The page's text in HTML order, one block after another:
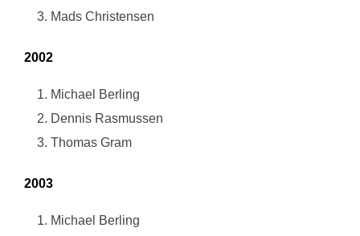
Mads Christensen
2002
Michael Berling
Dennis Rasmussen
Thomas Gram
2003
Michael Berling